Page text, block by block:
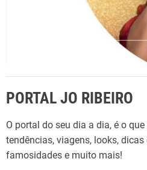
PORTAL JO RIBEIRO
O portal do seu dia a dia, é o
tendências, viagens, looks, dicas
famosidades e muito mais!